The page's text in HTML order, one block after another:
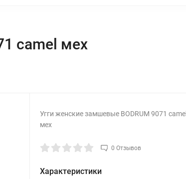
camel мех
Угги женские замшевые BODRUM 9071 camel
мех
0 Отзывов
Характеристики